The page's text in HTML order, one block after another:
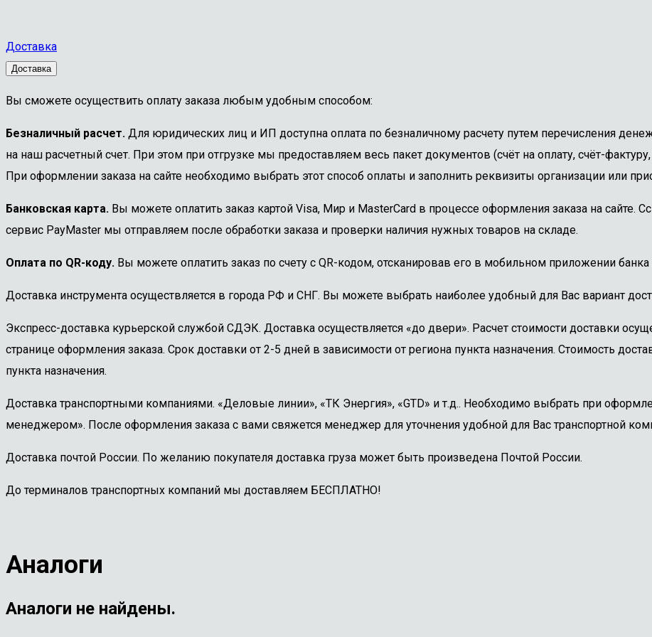
Доставка
Доставка
Вы сможете осуществить оплату заказа любым удобным способом:
Безналичный расчет. Для юридических лиц и ИП доступна оплата по безналичному расчету путем перечисления
на наш расчетный счет. При этом при отгрузке мы предоставляем весь пакет документов (счёт на оплату, счёт-
При оформлении заказа на сайте необходимо выбрать этот способ оплаты и заполнить реквизиты организации или
Банковская карта. Вы можете оплатить заказ картой Visa, Мир и MasterCard в процессе оформления заказа на сайте.
сервис PayMaster мы отправляем после обработки заказа и проверки наличия нужных товаров на складе.
Оплата по QR-коду. Вы можете оплатить заказ по счету с QR-кодом, отсканировав его в мобильном приложении
Доставка инструмента осуществляется в города РФ и СНГ. Вы можете выбрать наиболее удобный для Вас вариант
Экспресс-доставка курьерской службой СДЭК. Доставка осуществляется «до двери». Расчет стоимости доставки
странице оформления заказа. Срок доставки от 2-5 дней в зависимости от региона пункта назначения. Стоимость
пункта назначения.
Доставка транспортными компаниями. «Деловые линии», «ТК Энергия», «GTD» и т.д.. Необходимо выбрать при
менеджером». После оформления заказа с вами свяжется менеджер для уточнения удобной для Вас транспортной
Доставка почтой России. По желанию покупателя доставка груза может быть произведена Почтой России.
До терминалов транспортных компаний мы доставляем БЕСПЛАТНО!
Аналоги
Аналоги не найдены.